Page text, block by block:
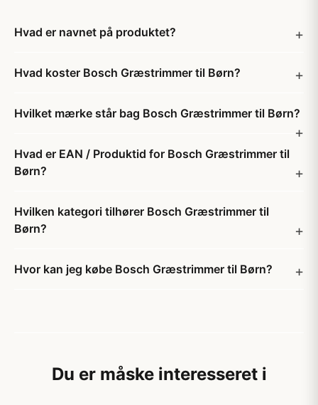
Hvad er navnet på produktet?
Hvad koster Bosch Græstrimmer til Børn?
Hvilket mærke står bag Bosch Græstrimmer til Børn?
Hvad er EAN / Produktid for Bosch Græstrimmer til
Børn?
Hvilken kategori tilhører Bosch Græstrimmer til
Børn?
Hvor kan jeg købe Bosch Græstrimmer til Børn?
Du er måske interesseret i